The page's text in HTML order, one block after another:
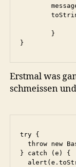
}
Erstmal was
schmeissen
try {
throw new
} catch (e) {